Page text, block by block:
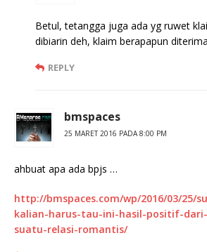
Betul, tetangga juga ada yg ruwet
dibiarin deh, klaim berapapun diterima
REPLY
bmspaces
25 MARET 2016 PADA 8:00 PM
ahbuat apa ada bpjs …
http://bmspaces.com/wp/2016/03/25/
kalian-harus-tau-ini-hasil-positif-
suatu-relasi-romantis/